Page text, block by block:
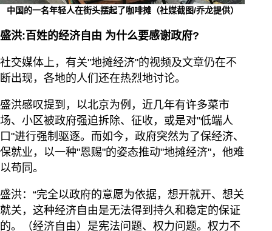
中国的一名年轻人在街头摆起了咖啡摊（社媒截图/乔龙提供）
盛洪:百姓的经济自由 为什么要感谢政府?
社交媒体上，有关"地摊经济"的视频及文章仍在不
断出现，各地的人们还在热烈地讨论。
盛洪感叹提到，以北京为例，近几年有许多菜市
场、小区被政府强迫拆除、征收，或是对"低端人
口"进行强制驱逐。而如今，政府突然为了保经济、
保就业，以一种"恩赐"的姿态推动"地摊经济"，他难
以苟同。
盛洪：“完全以政府的意愿为依据，想开就开、想关
就关，这种经济自由是无法得到持久和稳定的保证
的。（经济自由）是宪法问题、权力问题。权力不